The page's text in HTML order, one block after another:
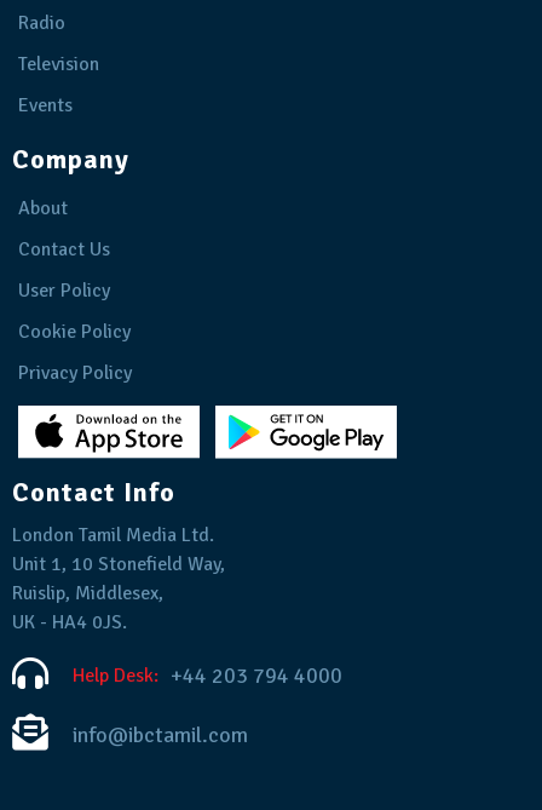
Radio
Television
Events
Company
About
Contact Us
User Policy
Cookie Policy
Privacy Policy
Contact Info
London Tamil Media Ltd.
Unit 1, 10 Stonefield Way,
Ruislip, Middlesex,
UK - HA4 0JS.
Help Desk: +44 203 794 4000
info@ibctamil.com